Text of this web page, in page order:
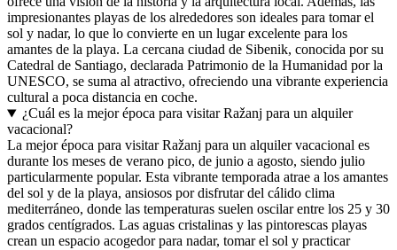
impresionantes playas de los alrededores son ideales para tomar el
sol y nadar, lo que lo convierte en un lugar excelente para los
amantes de la playa. La cercana ciudad de Sibenik, conocida por su
Catedral de Santiago, declarada Patrimonio de la Humanidad por la
UNESCO, se suma al atractivo, ofreciendo una vibrante experiencia
cultural a poca distancia en coche.
¿Cuál es la mejor época para visitar Ražanj para un alquiler
vacacional?
La mejor época para visitar Ražanj para un alquiler vacacional es
durante los meses de verano pico, de junio a agosto, siendo julio
particularmente popular. Esta vibrante temporada atrae a los amantes
del sol y de la playa, ansiosos por disfrutar del cálido clima
mediterráneo, donde las temperaturas suelen oscilar entre los 25 y 30
grados centígrados. Las aguas cristalinas y las pintorescas playas
crean un espacio acogedor para nadar, tomar el sol y practicar